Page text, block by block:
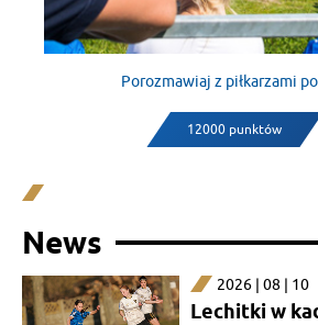
Porozmawiaj z piłkarzami
12000 punktów
News
2026 | 08 | 10
Lechitki w